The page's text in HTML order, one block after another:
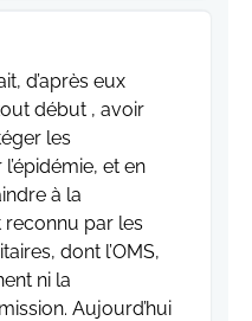
d’après eux
début , avoir
les
et en
à la
reconnu par les
dont l’OMS,
ni la
Aujourd’hui